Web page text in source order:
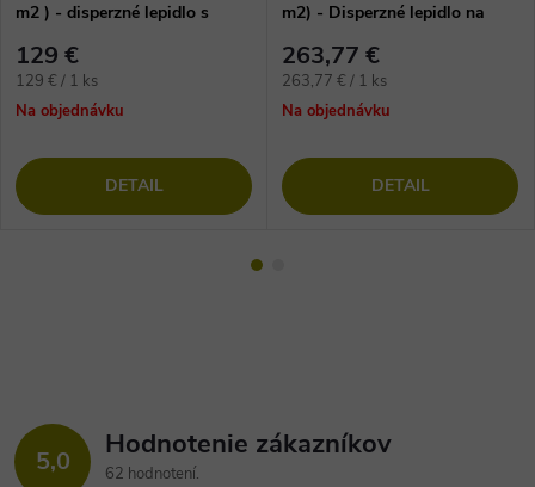
m2 ) - disperzné lepidlo s
129 €
Jednotková
cena:
129 € / 1 ks
Na objednávku
DETAIL
m2) - Disperzné lepidlo na
263,77 €
Jednotková
cena:
263,77 € / 1 ks
Na objednávku
DETAIL
5,0 Hodnotenie zákazníkov
62 hodnotení